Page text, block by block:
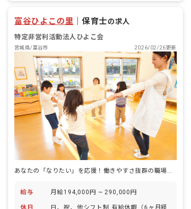
富谷ひよこの里 ｜保育士の求人
特定非営利活動法人ひよこ会
宮城県/富谷市 2026/02/26更新
あなたの「なりたい」を応援！働きやすさ抜群の職場で、子どもたちの成長を支えませんか？
給与 月給194,000円 ~ 290,000円
休日
日、祝、他シフト制 有給休暇（6ヶ月経